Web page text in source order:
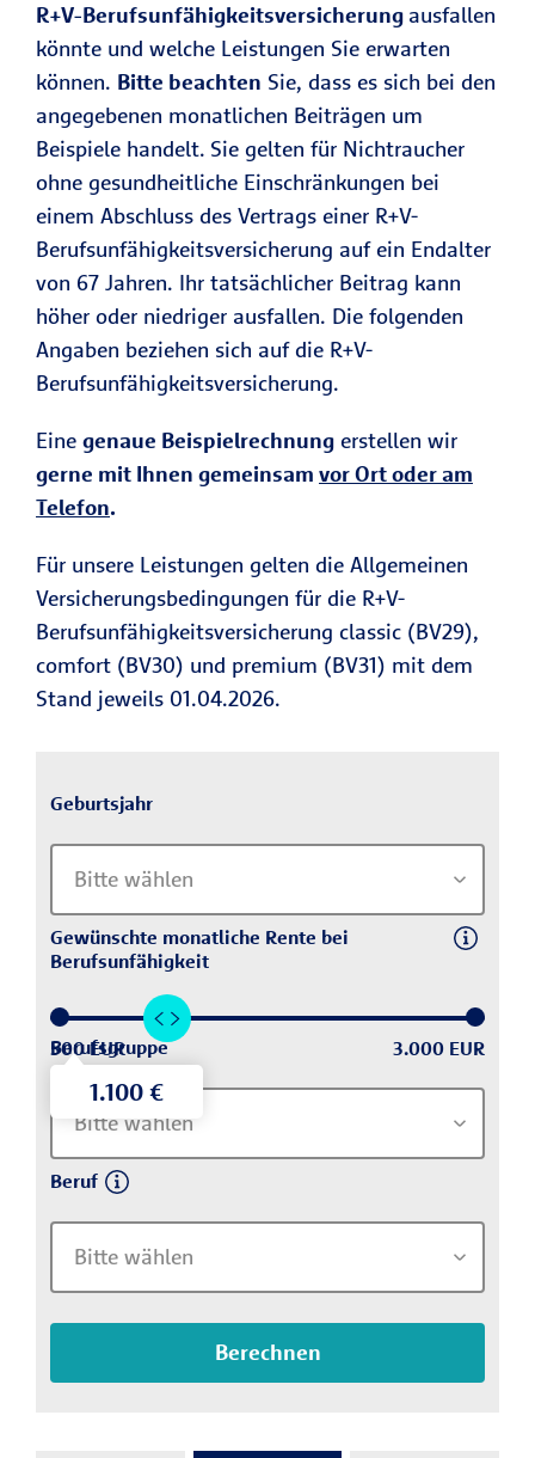
R+V-Berufsunfähigkeitsversicherung ausfallen
könnte und welche Leistungen Sie erwarten
können. Bitte beachten Sie, dass es sich bei den
angegebenen monatlichen Beiträgen um
Beispiele handelt. Sie gelten für Nichtraucher
ohne gesundheitliche Einschränkungen bei
einem Abschluss des Vertrags einer R+V-
Berufsunfähigkeitsversicherung auf ein Endalter
von 67 Jahren. Ihr tatsächlicher Beitrag kann
höher oder niedriger ausfallen. Die folgenden
Angaben beziehen sich auf die R+V-
Berufsunfähigkeitsversicherung.
Eine genaue Beispielrechnung erstellen wir
gerne mit Ihnen gemeinsam vor Ort oder am
Telefon.
Für unsere Leistungen gelten die Allgemeinen
Versicherungsbedingungen für die R+V-
Berufsunfähigkeitsversicherung classic (BV29),
comfort (BV30) und premium (BV31) mit dem
Stand jeweils 01.04.2026.
Geburtsjahr
Bitte wählen
Gewünschte monatliche Rente bei
Berufsunfähigkeit
500 EUR 3.000 EUR
Berufsgruppe
Bitte wählen
Beruf
Bitte wählen
Berechnen